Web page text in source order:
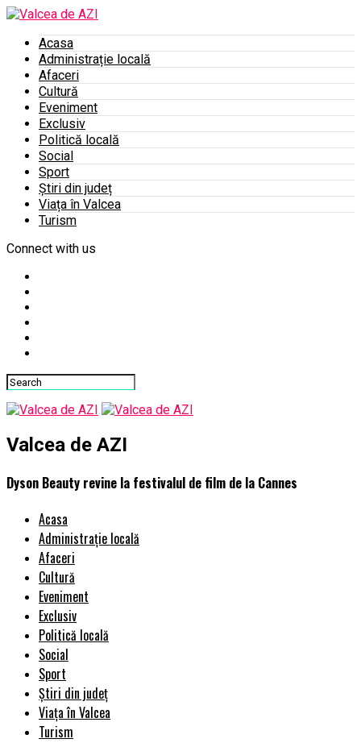
Acasa
Administrație locală
Afaceri
Cultură
Eveniment
Exclusiv
Politică locală
Social
Sport
Știri din județ
Viața în Valcea
Turism
Connect with us
Valcea de AZI
Dyson Beauty revine la festivalul de film de la Cannes
Acasa
Administrație locală
Afaceri
Cultură
Eveniment
Exclusiv
Politică locală
Social
Sport
Știri din județ
Viața în Valcea
Turism